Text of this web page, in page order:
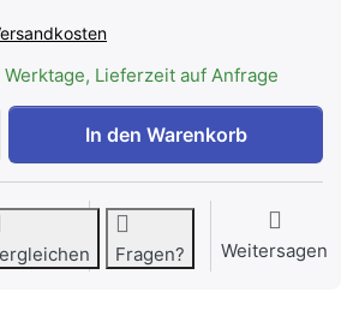
Lieferzeit auf Anfrage
V-ZUG Kühl-/Gefriergerät CombiCooler
In den Warenkorb
Fragen? Weitersagen